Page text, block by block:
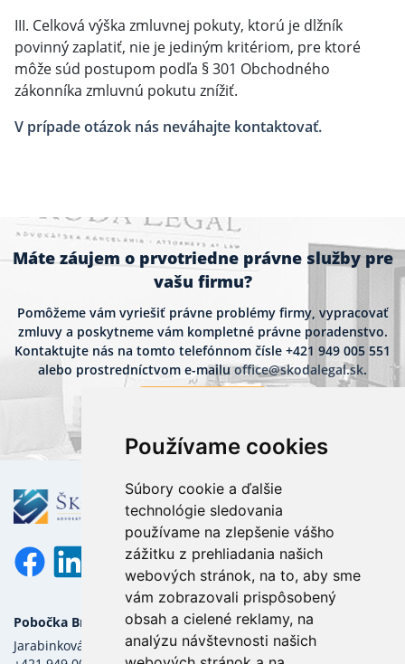
Používame cookies
Súbory cookie a ďalšie
technológie sledovania
používame na zlepšenie vášho
zážitku z prehliadania našich
webových stránok, na to, aby sme
vám zobrazovali prispôsobený
obsah a cielené reklamy, na
analýzu návštevnosti našich
III. Celková výška zmluvnej pokuty, ktorú je dlžník
povinný zaplatiť, nie je jediným kritériom, pre ktoré
môže súd postupom podľa § 301 Obchodného
zákonníka zmluvnú pokutu znížiť.
V prípade otázok nás neváhajte kontaktovať.
Máte záujem o prvotriedne právne služby pre
vašu firmu?
Pomôžeme vám vyriešiť právne problémy firmy, vypracovať
zmluvy a poskytneme vám kompletné právne poradenstvo.
Kontaktujte nás na tomto telefónnom čísle +421 949 005 551
alebo prostredníctvom e-mailuoffice@skodalegal.sk.
Pobočka Bratislava
Jarabinková 2C, 821 09 Bratislava
O nás
Prečo my?